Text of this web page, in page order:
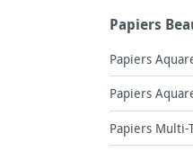
Papiers
Papiers
Papiers
Papiers Multi-